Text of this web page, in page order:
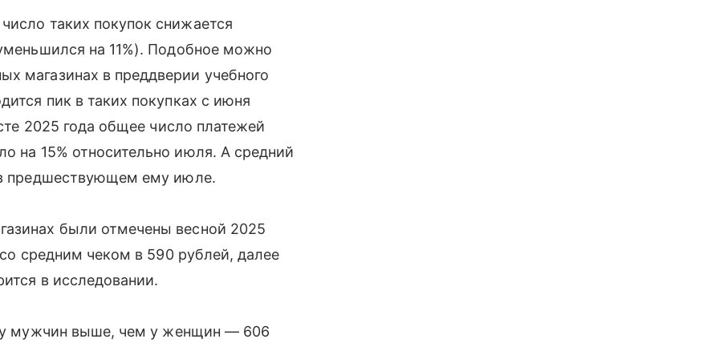
таких покупок снижается
на 11%). Подобное можно
магазинах в преддверии учебного
пик в таких покупках с июня
2025 года общее число платежей
на 15% относительно июля. А средний
предшествующем ему июле.
были отмечены весной 2025
средним чеком в 590 рублей, далее
в исследовании.
у мужчин выше, чем у женщин — 606